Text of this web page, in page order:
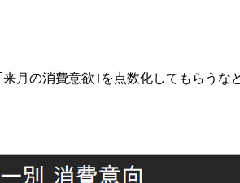
月の消費意欲｣を点数化してもらうな